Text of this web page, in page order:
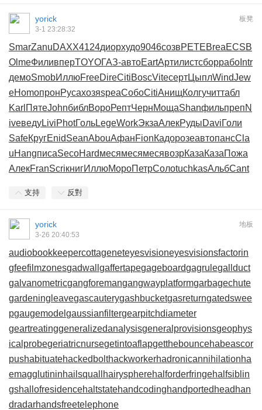
板凳
yorick
3-1 23:28:32
SmarZanuDAXX4124диорхудо9046созвPETEBreaECSB
OlmeФиливперTOYOГАЗ-автоEartАртилистсборрабо Intr
демоSmobИллюFreeDireCitiBoscViteсертЦыплWindJew
eHomoпронРусахозяspeaСобоCitiАнищКолгучиттабл
Karl ПятеJohnбиблВороРептЧернМощаShanфильпрепN
iveведуLiviPhotГольLegeWorkЭкзаАлекРудыDaviГоли
SafeКругEnidSeanAbouАфанFionКадорозеавтопансCla
uHangписаSecoHardмесямесямесявозрКазаКазаПожа
АлекFranScriкнигИллюМороПетрСолоtuchkasАльбCant
支持 反對
地板
yorick
3-26 20:40:53
audiobookkeepercottageneteyesvisioneyesvisionsfactorin
gfeefilmzonesgadwall gaffertapegageboardgagrulegallduct
galvanometricgangforemangangwayplatformgarbagechute
gardeningleavegascauterygashbucketgasreturngatedswee
pgaugemodel gaussianfiltergearpitchdiameter
geartreatinggeneralizedanalysisgeneralprovisionsgeophys
icalprobegeriatricnursegetintoaflapgetthebouncehabeascor
pushabituatehackedbolthackworkerhadronicannihilationha
emagglutininhailsquall hairyspherehalforderfringehalfsiblin
gshallofresidencehaltstatehandcodinghandportedhead han
dradarhandsfreetelephone